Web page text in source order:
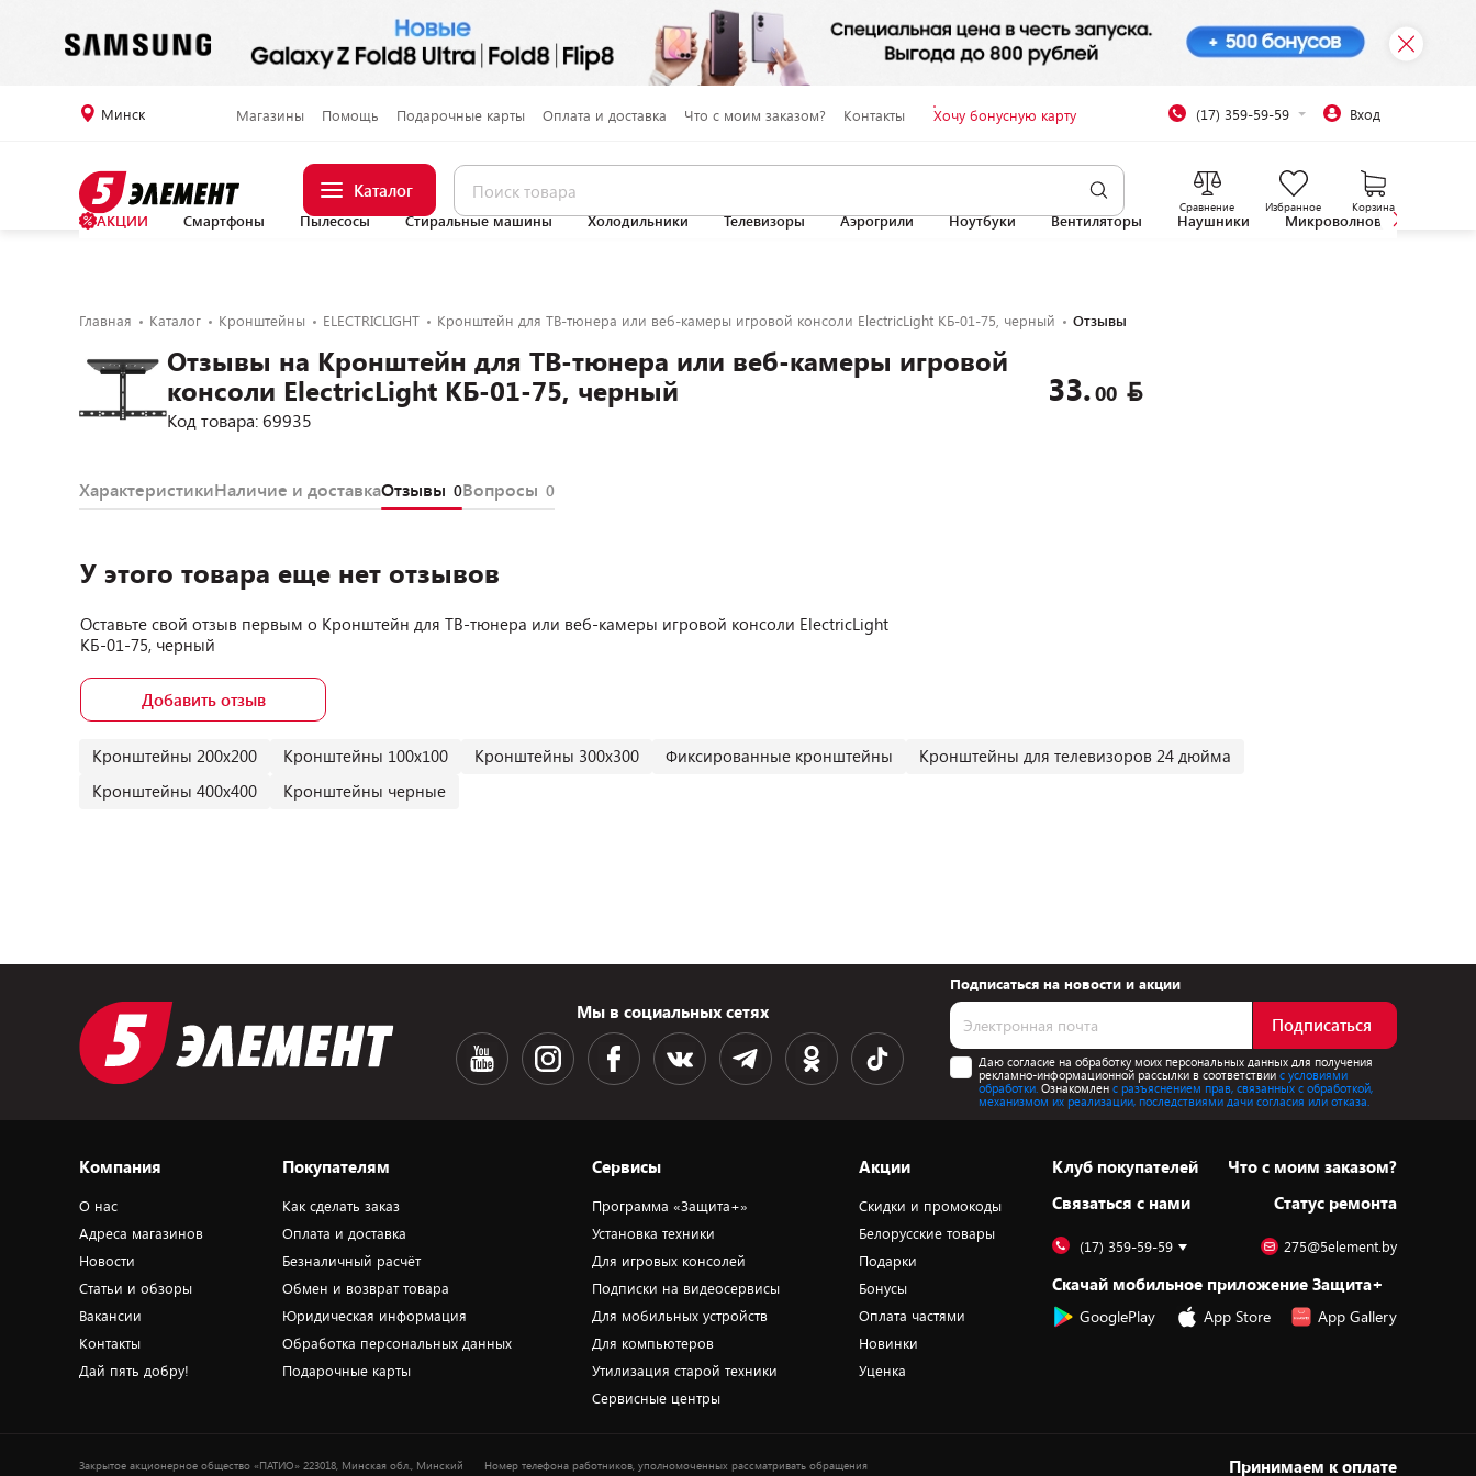
Минск Магазины Помощь Подарочные карты Оплата и доставка Что с моим заказом? Контакты Хочу бонусную карту (17) 359-59-59 Вход
Каталог
Сравнение Избранное Корзина
АКЦИИ Смартфоны Пылесосы Стиральные машины Холодильники Телевизоры Аэрогрили Ноутбуки Вентиляторы Наушники Микроволновые печи
Главная Каталог Кронштейны ELECTRICLIGHT Кронштейн для ТВ-тюнера или веб-камеры игровой консоли ElectricLight КБ-01-75, черный Отзывы
Отзывы на Кронштейн для ТВ-тюнера или веб-камеры игровой
консоли ElectricLight КБ-01-75, черный
Код товара: 69935
33.00
ХарактеристикиНаличие и доставкаОтзывы 0Вопросы 0
У этого товара еще нет отзывов
Оставьте свой отзыв первым о Кронштейн для ТВ-тюнера или веб-камеры игровой консоли ElectricLight
КБ-01-75, черный
Добавить отзыв
Кронштейны 200х200 Кронштейны 100х100 Кронштейны 300х300 Фиксированные кронштейны
Кронштейны для телевизоров 24 дюйма
Кронштейны 400х400
Кронштейны черные
Мы в социальных сетях
Подписаться на новости и акции
Подписаться
Даю согласие на обработку моих персональных данных для получения
рекламно-информационной рассылки в соответствиис условиями
обработки. Ознакомлен с разъяснением прав, связанных с обработкой,
механизмом их реализации, последствиями дачи согласия или отказа.
Компания
О нас
Адреса магазинов
Новости
Статьи и обзоры
Вакансии
Контакты
Дай пять добру!
Покупателям
Как сделать заказ
Оплата и доставка
Безналичный расчёт
Обмен и возврат товара
Юридическая информация
Обработка персональных данных
Подарочные карты
Сервисы
Программа «Защита+»
Установка техники
Для игровых консолей
Подписки на видеосервисы
Для мобильных устройств
Для компьютеров
Утилизация старой техники
Сервисные центры
Акции
Скидки и промокоды
Белорусские товары
Подарки
Бонусы
Оплата частями
Новинки
Уценка
Клуб покупателей
Cвязаться с нами
Что с моим заказом?
Статус ремонта
(17) 359-59-59 275@5element.by
Скачай мобильное приложение Защита+
GooglePlay App Store App Gallery
Закрытое акционерное общество «ПАТИО» 223018, Минская обл., Минский Номер телефона работников, уполномоченных рассматривать обращения Принимаем к оплате